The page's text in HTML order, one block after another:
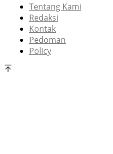
Tentang Kami
Redaksi
Kontak
Pedoman
Policy